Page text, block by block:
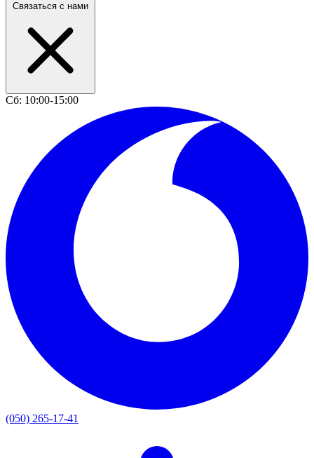
Связаться с нами
Сб: 10:00-15:00
(050) 265-17-41